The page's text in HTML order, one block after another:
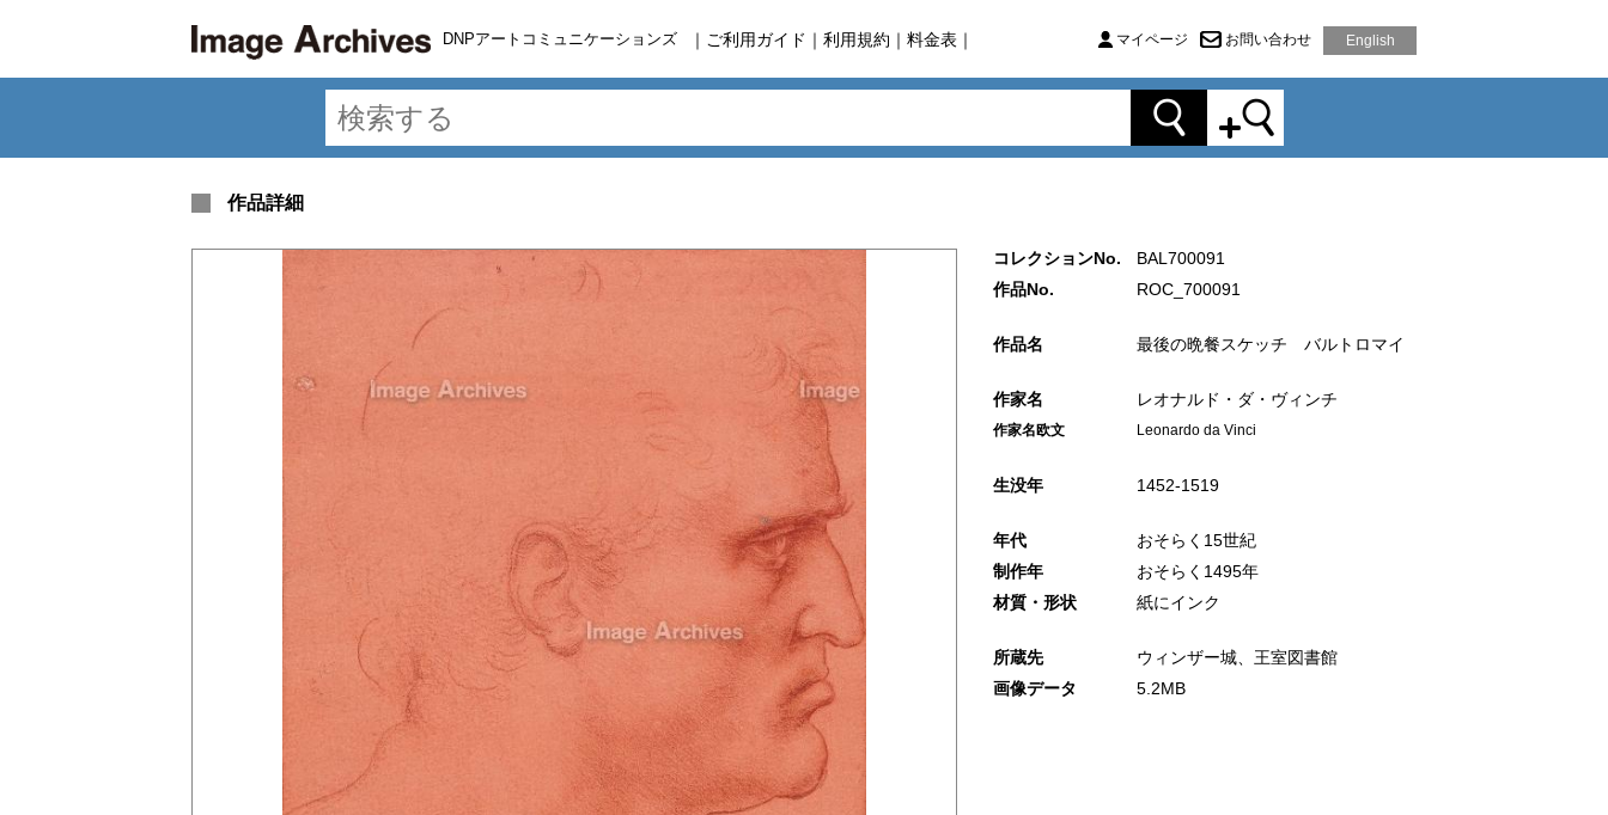
DNPアートコミュニケーションズ ｜ ご利用ガイド ｜ 利用規約 ｜ 料金表 ｜ マイページ お問い合わせ English
作品詳細
コレクションNo.
BAL700091
作品No.
ROC_700091
作品名 最後の晩餐スケッチ バルトロマイ
作家名 レオナルド・ダ・ヴィンチ
作家名欧文 Leonardo da Vinci
生没年 1452‐1519
年代
おそらく15世紀
制作年
おそらく1495年
材質・形状
紙にインク
所蔵先
ウィンザー城、王室図書館
画像データ
5.2MB